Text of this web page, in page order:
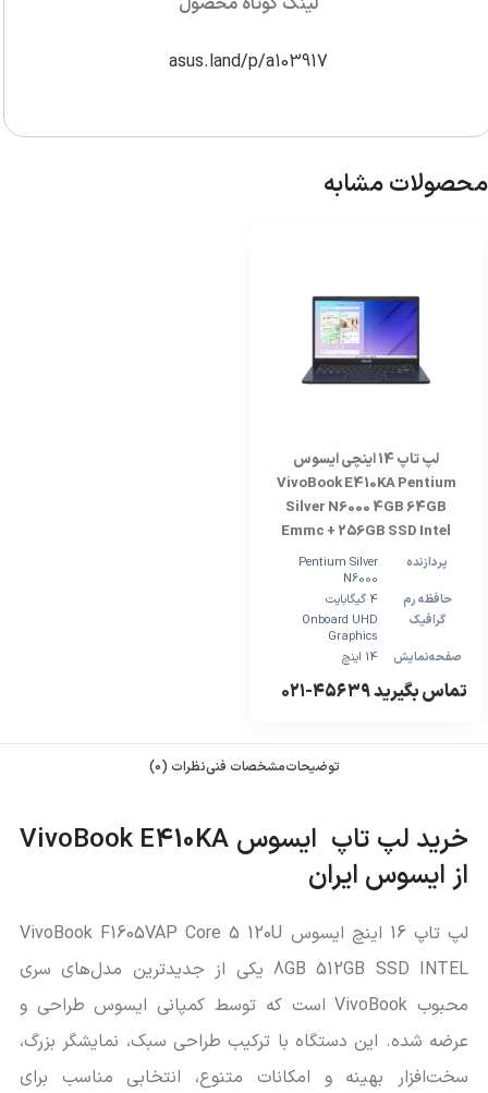
asus.land/p/a103917
محصولات مشابه
لپ تاپ 14 اینچی ایسوس
VivoBook E410KA Pentium
Silver N6000 4GB 64GB
Emmc + 256GB SSD Intel
پردازنده
Pentium Silver
N6000
حافظه رم
4 گیگابایت
گرافیک
Onboard UHD
Graphics
صفحه‌نمایش
14 اینچ
تماس بگیرید ۴۵۶۳۹-۰۲۱
توضیحاتمشخصات فنینظرات (0)
خرید لپ تاپ ایسوس VivoBook E410KA
از ایسوس ایران
لپ تاپ 16 اینچ ایسوس VivoBook F1605VAP Core 5 120U
8GB 512GB SSD INTEL یکی از جدیدترین مدل‌های سری
محبوب VivoBook است که توسط کمپانی ایسوس طراحی و
عرضه شده. این دستگاه با ترکیب طراحی سبک، نمایشگر بزرگ،
سخت‌افزار بهینه و امکانات متنوع، انتخابی مناسب برای